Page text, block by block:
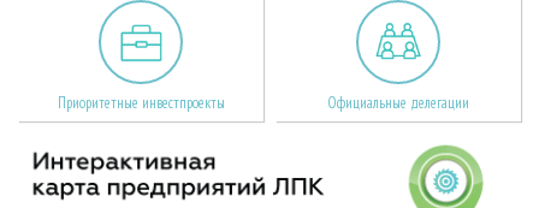
Приоритетные инвестпроекты Официальные делегации